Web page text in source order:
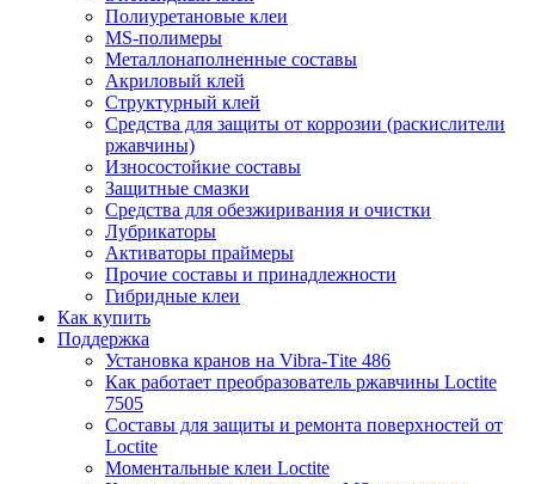
Полиуретановые клеи
MS-полимеры
Металлонаполненные составы
Акриловый клей
Структурный клей
Средства для защиты от коррозии (раскислители
ржавчины)
Износостойкие составы
Защитные смазки
Средства для обезжиривания и очистки
Лубрикаторы
Активаторы праймеры
Прочие составы и принадлежности
Гибридные клеи
Как купить
Поддержка
Установка кранов на Vibra-Тite 486
Как работает преобразователь ржавчины Loctite
7505
Составы для защиты и ремонта поверхностей от
Loctite
Моментальные клеи Loctite